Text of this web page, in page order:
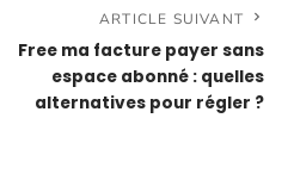
ARTICLE SUIVANT
Free ma facture payer sans
espace abonné : quelles
alternatives pour régler ?